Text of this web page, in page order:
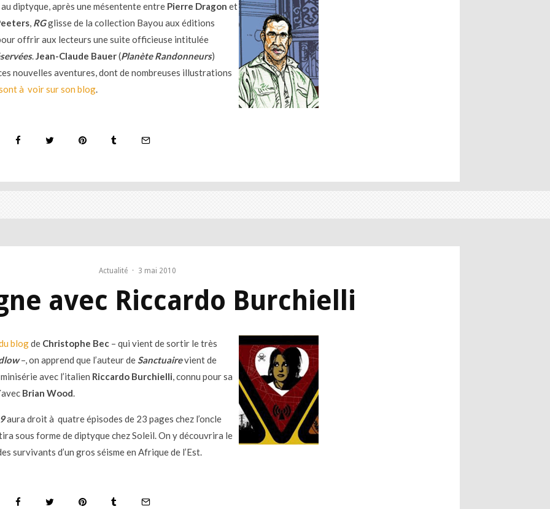
diptyque, après une mésentente entre Pierre Dragon et
, RGglisse de la collection Bayou aux éditions
offrir aux lecteurs une suite officieuse intitulée
.Jean-Claude Bauer(Planète Randonneurs)
nouvelles aventures, dont de nombreuses illustrations
à voir sur son blog.
Actualité · 3 mai 2010
avec Riccardo Burchielli
blogde Christophe Bec – qui vient de sortir le très
–, on apprend que l’auteur deSanctuairevient de
avec l’italien Riccardo Burchielli, connu pour sa
avec Brian Wood.
aura droit à quatre épisodes de 23 pages chez l’oncle
sous forme de diptyque chez Soleil. On y découvrira le
survivants d’un gros séisme en Afrique de l’Est.